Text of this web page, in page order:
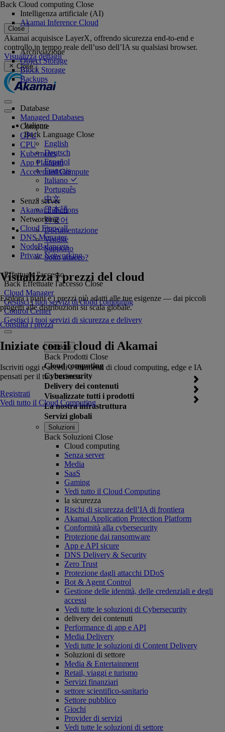
Close
Akamai acquisisce LayerX, offrendo sicurezza end-to-end e
controllo in tempo reale dell’uso dell’IA su qualsiasi browser.
Visualizza dettagli
Close
Italiano
Back Language Close
English
Deutsch
Español
Français
Italiano
Português
中文
日本語
한국어
Documentazione
Vendite
Supporto
Sotto attacco?
Effettuate l'accesso
Back Effettuate l'accesso Close
Cloud Manager
Gestisci i tuoi servizi di cloud computing
Control Center
Gestisci i tuoi servizi di sicurezza e delivery
Prodotti
Back Prodotti Close
Cloud computing
Cybersecurity
Delivery dei contenuti
Visualizzate tutti i prodotti
La nostra infrastruttura
Servizi globali
Back Cloud computing Close
Intelligenza artificiale (AI)
Akamai Inference Cloud
Archiviazione
Object Storage
Block Storage
Backups
Database
Managed Databases
Compute
GPU
CPU
Kubernetes
App Platform
Accelerated Compute
Senza server
Akamai Functions
Networking
Cloud Firewall
DNS Manager
NodeBalancers
Private Networking
Visualizza i prezzi del cloud
Esplora i piani e i prezzi più adatti alle tue esigenze — dai piccoli
progetti alle distribuzioni su scala globale.
Consulta i prezzi
Iniziate con il cloud di Akamai
Iscriviti oggi e accedi a strumenti di cloud computing, edge e IA
pensati per il tuo business.
Registrati
Vedi tutto il Cloud Computing
Soluzioni
Back Soluzioni Close
Cloud computing
Senza server
Media
SaaS
Gaming
Vedi tutto il Cloud Computing
la sicurezza
Rischi di sicurezza dell’IA di frontiera
Akamai Application Protection Platform
Conformità alla cybersecurity
Protezione dai ransomware
App e API sicure
DNS Delivery & Security
Zero Trust
Protezione dagli attacchi DDoS
Bot & Agent Control
Gestione delle identità, delle credenziali e degli
accessi
Vedi tutte le soluzioni di Cybersecurity
delivery dei contenuti
Performance di app e API
Media Delivery
Vedi tutte le soluzioni di Content Delivery
Soluzioni di settore
Media & Entertainment
Retail, viaggi e turismo
Servizi finanziari
settore scientifico-sanitario
Settore pubblico
Giochi
Provider di servizi
Vedi tutte le soluzioni di settore